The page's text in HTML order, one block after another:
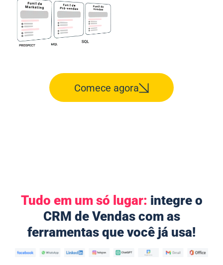
Comece agora
Tudo em um só lugar: integre o
CRM de Vendas com as
ferramentas que você já usa!